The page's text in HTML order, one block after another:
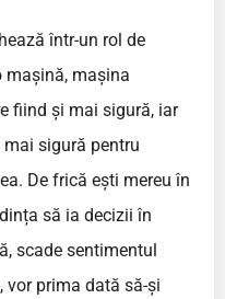
într-un rol de
mașină, mașina
fiind și mai sigură, iar
sigură pentru
De frică ești mereu în
să ia decizii în
scade sentimentul
prima dată să-și